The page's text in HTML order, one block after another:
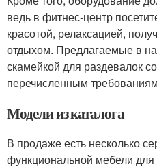
ведь в фитнес-центр
красотой, релаксацией,
отдыхом. Предлагаемые в
скамейкой для раздевалок
перечисленным
Модели из каталога
В продаже есть несколько
функциональной мебели